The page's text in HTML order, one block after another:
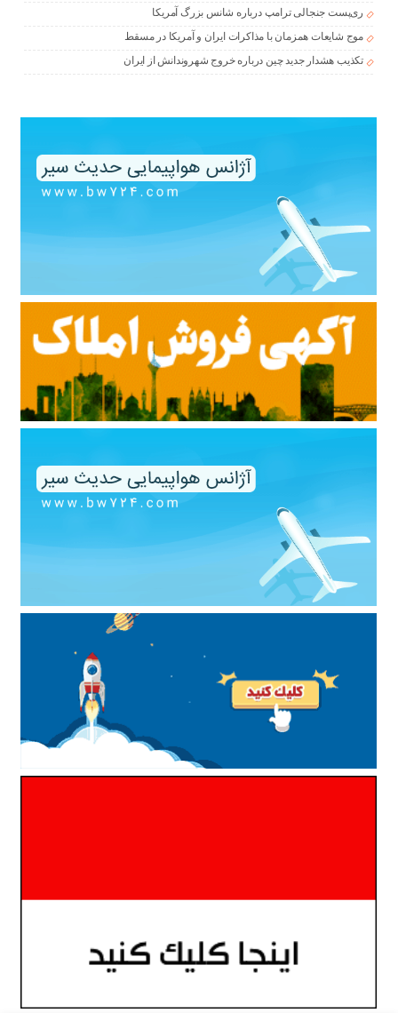
ری‌پست جنجالی ترامپ درباره شانس بزرگ آمریکا
موج شایعات همزمان با مذاکرات ایران و آمریکا در مسقط
تکذیب هشدار جدید چین درباره خروج شهروندانش از ایران